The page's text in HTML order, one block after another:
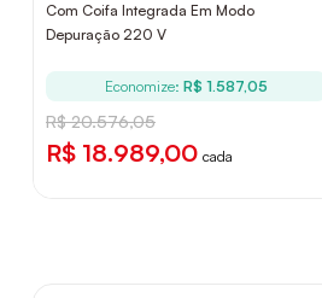
Com Coifa Integrada Em Modo
Depuração 220 V
Economize: R$ 1.587,05
R$ 20.576,05
R$ 18.989,00 cada